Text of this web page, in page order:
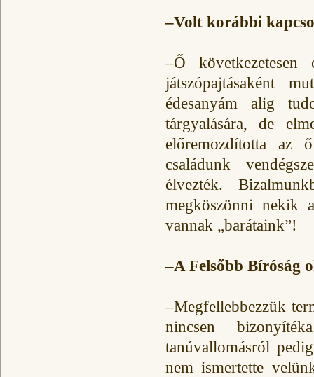
–Volt korábbi
–Ő következetesen
játszópajtásaként
édesanyám alig
tárgyalására, de
előremozdította az
családunk
élvezték.
megköszönni nekik
vannak „barátaink”!
–A Felsőbb Bíróság
–Megfellebbezzük
nincsen
tanúvallomásról
nem ismertette